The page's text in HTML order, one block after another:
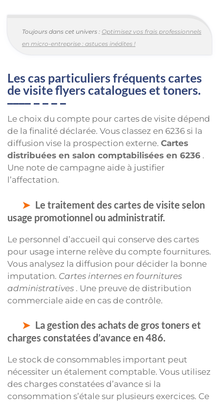
Toujours dans cet univers : Optimisez vos frais professionnels
en micro-entreprise : astuces inédites !
Les cas particuliers fréquents cartes
de visite flyers catalogues et toners.
Le choix du compte pour cartes de visite dépend
de la finalité déclarée. Vous classez en 6236 si la
diffusion vise la prospection externe. Cartes
distribuées en salon comptabilisées en 6236 .
Une note de campagne aide à justifier
l’affectation.
Le traitement des cartes de visite selon
usage promotionnel ou administratif.
Le personnel d’accueil qui conserve des cartes
pour usage interne relève du compte fournitures.
Vous analysez la diffusion pour décider la bonne
imputation. Cartes internes en fournitures
administratives . Une preuve de distribution
commerciale aide en cas de contrôle.
La gestion des achats de gros toners et
charges constatées d’avance en 486.
Le stock de consommables important peut
nécessiter un étalement comptable. Vous utilisez
des charges constatées d’avance si la
consommation s’étale sur plusieurs exercices. Ce